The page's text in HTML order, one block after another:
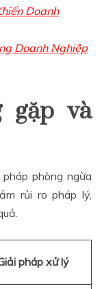
Doanh
Doanh Nghiệp
gặp và
phòng ngừa
rủi ro pháp lý,
pháp xử lý